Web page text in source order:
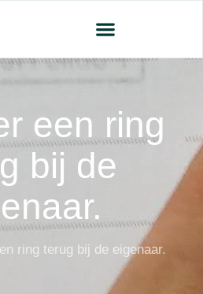
een ring
bij de
ring terug bij de eigenaar.